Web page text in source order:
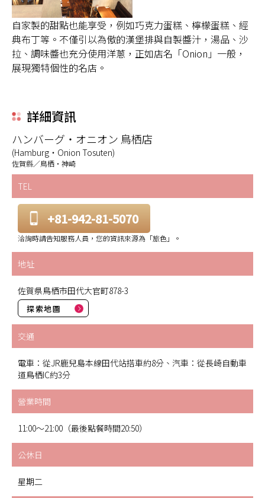
自家製的甜點也能享受，例如巧克力蛋糕、檸檬蛋糕、經
典布丁等。不僅引以為傲的漢堡排與自製醬汁，湯品、沙
拉、調味醬也充分使用洋蔥，正如店名「Onion」一般，
展現獨特個性的名店。
詳細資訊
ハンバーグ・オニオン 鳥栖店
(Hamburg・Onion Tosuten)
佐賀縣／鳥栖・神崎
TEL
+81-942-81-5070
洽詢時請告知服務人員，您的資訊來源為「旅色」。
地址
佐賀県鳥栖市田代大官町878-3
探索地圖
交通
電車：從JR鹿兒島本線田代站搭車約8分、汽車：從長崎自動車
道鳥栖IC約3分
營業時間
11:00～21:00（最後點餐時間20:50）
公休日
星期二